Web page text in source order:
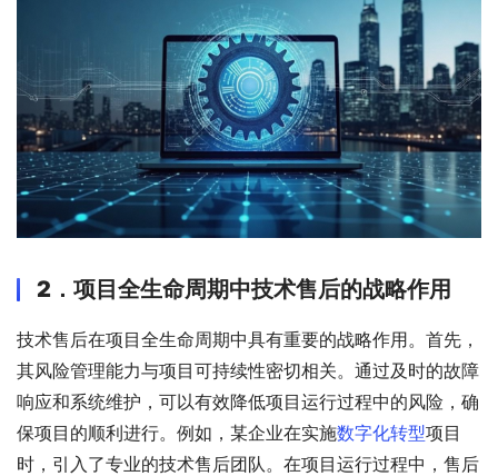
2． 项目全生命周期中技术售后的战略作用
技术售后在项目全生命周期中具有重要的战略作用。首先，
其风险管理能力与项目可持续性密切相关。通过及时的故障
响应和系统维护，可以有效降低项目运行过程中的风险，确
保项目的顺利进行。例如，某企业在实施数字化转型项目
时，引入了专业的技术售后团队。在项目运行过程中，售后